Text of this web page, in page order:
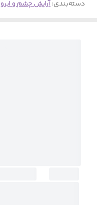
دسته‌بندی:آرایش چشم و ابرو